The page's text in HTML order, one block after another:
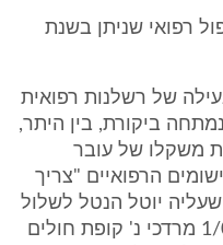
רפואי שניתן בשנת
של רשלנות רפואית
טיפול שניתן בשנת 1982, נמתחה ביקורת, בין היתר,
משקלו של עובר
הרפואיים "צריך
יוטל הנטל לשלול
היעדר רשלנות מצידה" (ע"א 1/01 מרדכי נ' קופת חולים